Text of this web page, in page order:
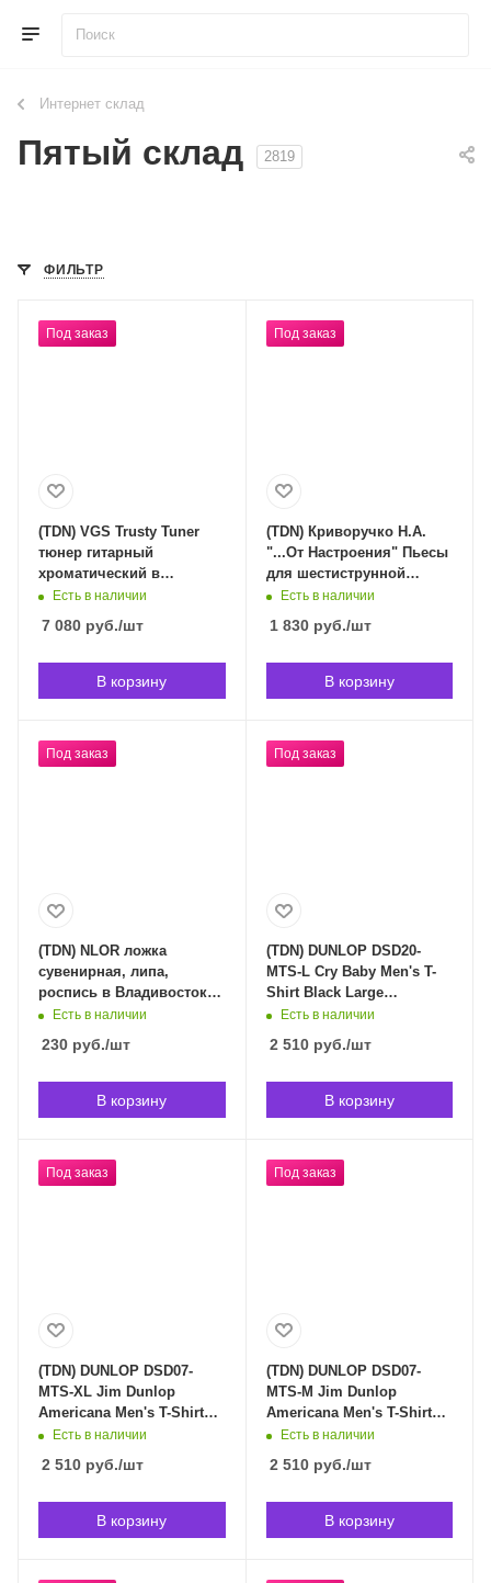
Интернет склад
Пятый склад 2819
ФИЛЬТР
Под заказ
(TDN) VGS Trusty Tuner
тюнер гитарный
хроматический в
Владивостоке (срок
Есть в наличии
7 080 руб./шт
В корзину
Под заказ
(TDN) Криворучко Н.А.
"...От Настроения" Пьесы
для шестиструнной
гитары в Владивостоке
индивидуален)
Есть в наличии
1 830руб./шт
В корзину
Под заказ
(TDN) NLOR ложка
сувенирная, липа,
роспись в Владивостоке
(срок доставки
Есть в наличии
230 руб./шт
В корзину
Под заказ
(TDN) DUNLOP DSD20-
MTS-L Cry Baby Men's T-
Shirt Black Large
футболка в Владивостоке
индивидуален)
Есть в наличии
2 510руб./шт
В корзину
Под заказ
(TDN) DUNLOP DSD07-
MTS-XL Jim Dunlop
Americana Men's T-Shirt
Extra Large футболка в
доставки индивидуален)
Есть в наличии
2 510 руб./шт
В корзину
Под заказ
(TDN) DUNLOP DSD07-
MTS-M Jim Dunlop
Americana Men's T-Shirt
Medium футболка в
доставки индивидуален)
Есть в наличии
2 510руб./шт
В корзину